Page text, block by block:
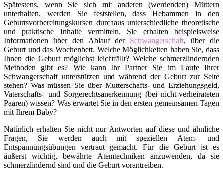
Spätestens, wenn Sie sich mit anderen (werdenden) Müttern
unterhalten, werden Sie feststellen, dass Hebammen in den
Geburtsvorbereitungskursen durchaus unterschiedliche theoretische
und praktische Inhalte vermitteln. Sie erhalten beispielsweise
Informationen über den Ablauf derSchwangerschaft, über die
Geburt und das Wochenbett. Welche Möglichkeiten haben Sie, dass
Ihnen die Geburt möglichst leichtfällt? Welche schmerzlindernden
Methoden gibt es? Wie kann Ihr Partner Sie im Laufe Ihrer
Schwangerschaft unterstützen und während der Geburt zur Seite
stehen? Was müssen Sie über Mutterschafts- und Erziehungsgeld,
Vaterschafts- und Sorgerechtsanerkennung (bei nicht-verheirateten
Paaren) wissen? Was erwartet Sie in den ersten gemeinsamen Tagen
mit Ihrem Baby?
Natürlich erhalten Sie nicht nur Antworten auf diese und ähnliche
Fragen, Sie werden auch mit speziellen Atem- und
Entspannungsübungen vertraut gemacht. Für die Geburt ist es
äußerst wichtig, bewährte Atemtechniken anzuwenden, da sie
schmerzlindernd sind und die Geburt vorantreiben.